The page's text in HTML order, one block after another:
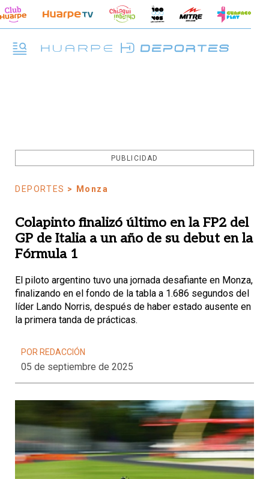
PUBLICIDAD
DEPORTES > Monza
Colapinto finalizó último en la FP2 del
GP de Italia a un año de su debut en la
Fórmula 1
El piloto argentino tuvo una jornada desafiante en Monza,
finalizando en el fondo de la tabla a 1.686 segundos del
líder Lando Norris, después de haber estado ausente en
la primera tanda de prácticas.
POR REDACCIÓN
05 de septiembre de 2025